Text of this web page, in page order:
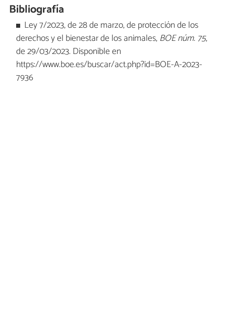
Bibliografía
Ley 7/2023, de 28 de marzo, de protección de los
derechos y el bienestar de los animales,BOE núm. 75,
de 29/03/2023. Disponible en
https://www.boe.es/buscar/act.php?id=BOE-A-2023-
7936